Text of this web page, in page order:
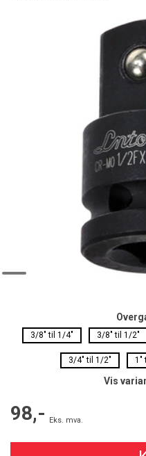
3/8" til 1/4" 3/8" til 1/2"
3/4" til 1/2" 1"
Vis
98,- Eks. mva.